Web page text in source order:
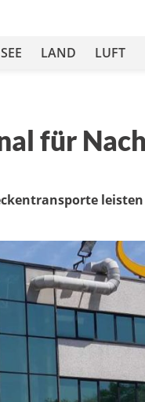
SEE LAND LUFT
für